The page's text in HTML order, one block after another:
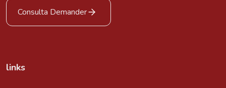
Consulta Demander
links